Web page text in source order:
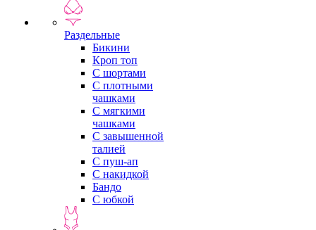
Раздельные
Бикини
Кроп топ
С шортами
С плотными
чашками
С мягкими
чашками
С завышенной
талией
С пуш-ап
С накидкой
Бандо
С юбкой